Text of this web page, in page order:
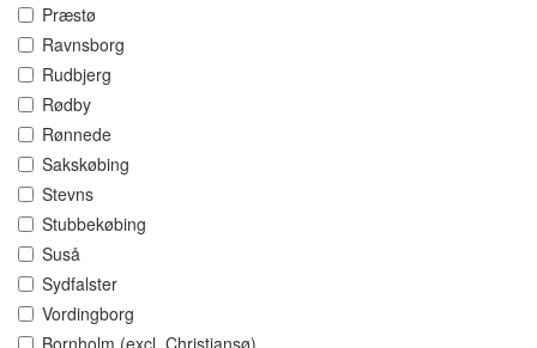
Præstø
Ravnsborg
Rudbjerg
Rødby
Rønnede
Sakskøbing
Stevns
Stubbekøbing
Suså
Sydfalster
Vordingborg